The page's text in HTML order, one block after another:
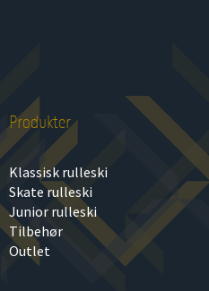
Produkter
Klassisk rulleski
Skate rulleski
Junior rulleski
Tilbehør
Outlet